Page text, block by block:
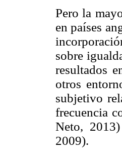
Pero la
en países
sobre
resultados
otros
subjetivo
frecuencia
Neto,
2009).